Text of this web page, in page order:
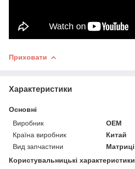
Приховати
Характеристики
Основні
Виробник
OEM
Країна виробник
Китай
Вид запчастини
Матриці
Користувальницькі характеристики